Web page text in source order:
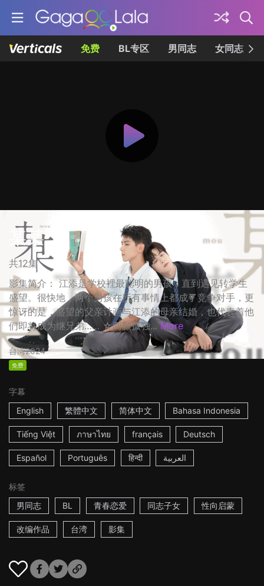
免费 BL专区 男同志 女同志
某某
共12集
影集简介： 江添是学校裡最聪明的男孩，直到遇见转学生
盛望。很快地，两个男孩在所有事情上都成了竞争对手，更
惊讶的是，盛望的父亲计画与江添的母亲结婚，也代表着他
们即将成为继兄弟…… ☆两颗孤独... More
台湾2024
免费
字幕
English
繁體中文 简体中文 Bahasa Indonesia
Tiếng Việt ภาษาไทย français Deutsch
Español Português हिन्दी العربية
标签
男同志
BL 青春恋爱 同志子女 性向启蒙
改编作品 台湾 影集